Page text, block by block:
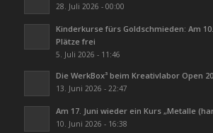
28. Juli 2026 - 00:00
Kinderkurse fürs Goldschmieden: Am
Plätze frei
5. Juli 2026 - 11:46
Die WerkBox³ beim Kreativlabor Open
13. Juni 2026 - 22:47
Am 17. Juni wieder ein Kurs „Metalle
10. Juni 2026 - 16:38